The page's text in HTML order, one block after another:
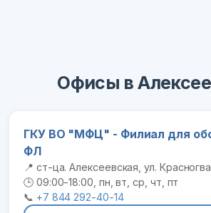
Офисы в
ГКУ ВО "МФЦ" - Филиал для
ФЛ
📍 ст-ца. Алексеевская, ул.
🕒 09:00-18:00, пн, вт, ср, чт, пт
📞 +7 844 292-40-14